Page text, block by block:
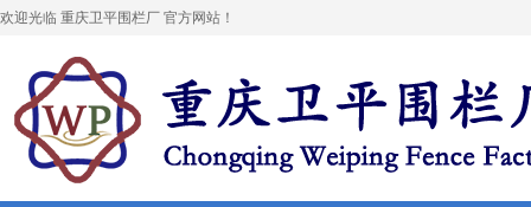
欢迎光临 重庆卫平围栏厂 官方网站！